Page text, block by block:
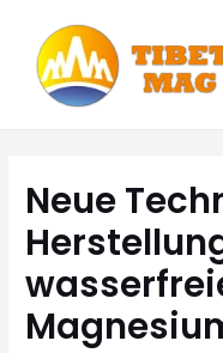
content
Neue